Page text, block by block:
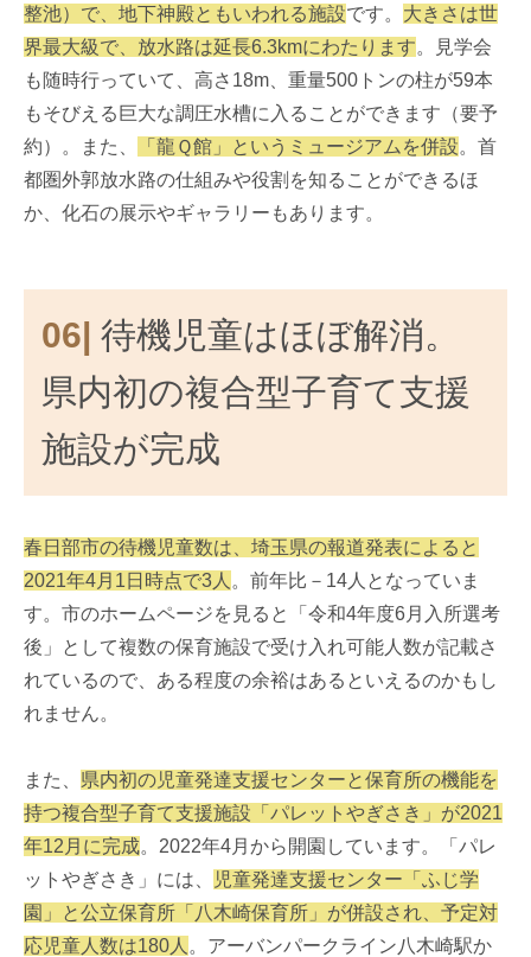
整池）で、地下神殿ともいわれる施設です。 大きさは世
界最大級で、放水路は延長6.3kmにわたります。見学会
も随時行っていて、高さ18m、重量500トンの柱が59本
もそびえる巨大な調圧水槽に入ることができます（要予
約）。また、
「龍Ｑ館」というミュージアムを併設。首
都圏外郭放水路の仕組みや役割を知ることができるほ
か、化石の展示やギャラリーもあります。
06| 待機児童はほぼ解消。
県内初の複合型子育て支援
施設が完成
春日部市の待機児童数は、埼玉県の報道発表によると
2021年4月1日時点で3人 。前年比－14人となっていま
す。市のホームページを見ると「令和4年度6月入所選考
後」として複数の保育施設で受け入れ可能人数が記載さ
れているので、ある程度の余裕はあるといえるのかもし
れません。
また、 県内初の児童発達支援センターと保育所の機能を
持つ複合型子育て支援施設「パレットやぎさき」が2021
年12月に完成。2022年4月から開園しています。「パレ
ットやぎさき」には、
児童発達支援センター「ふじ学
園」と公立保育所「八木崎保育所」が併設され、予定対
応児童人数は180人 。アーバンパークライン八木崎駅か